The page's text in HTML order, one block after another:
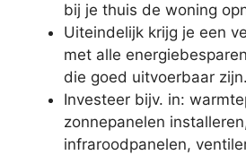
bij je thuis de woning
Uiteindelijk krijg je een
met alle
die goed uitvoerbaar zijn.
Investeer bijv. in:
zonnepanelen
infraroodpanelen,